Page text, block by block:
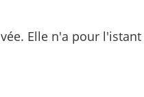
Elle n'a pour